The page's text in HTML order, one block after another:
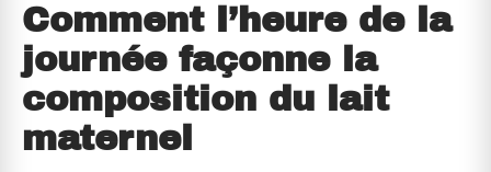
Comment l’heure de la
journée façonne la
composition du lait
maternel